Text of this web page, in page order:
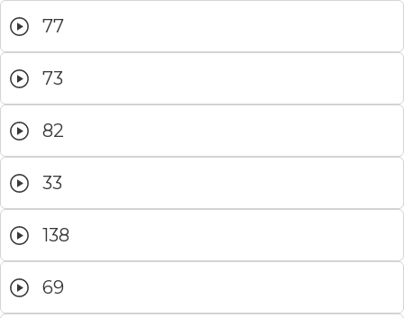
77
73
82
33
138
69